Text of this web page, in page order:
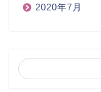
2020年7月